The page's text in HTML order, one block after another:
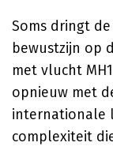
Soms dringt
bewustzijn op
met vlucht
opnieuw met
internationale
complexiteit